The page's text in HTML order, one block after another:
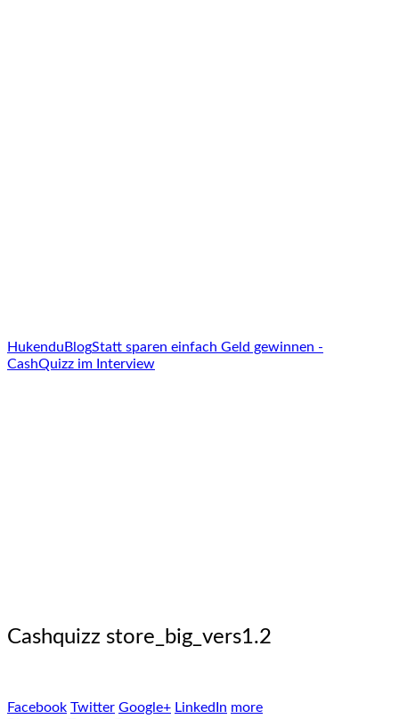
Hukendu BlogStatt sparen einfach Geld gewinnen -
CashQuizz im Interview
Cashquizz store_big_vers1.2
Facebook Twitter Google+ LinkedIn more